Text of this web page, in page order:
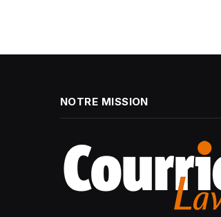
NOTRE MISSION